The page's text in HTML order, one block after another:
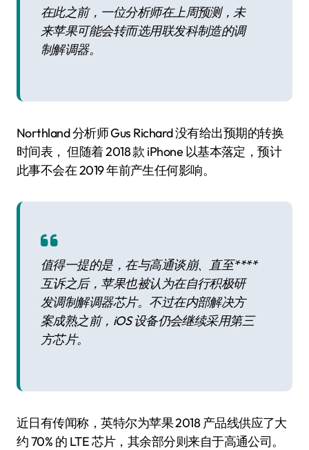
在此之前，一位分析师在上周预测，未
来苹果可能会转而选用联发科制造的调
制解调器。
Northland 分析师 Gus Richard 没有给出预期的转换
时间表， 但随着 2018 款 iPhone 以基本落定，预计
此事不会在 2019 年前产生任何影响。
值得一提的是，在与高通谈崩、直至****
互诉之后，苹果也被认为在自行积极研
发调制解调器芯片。不过在内部解决方
案成熟之前，iOS 设备仍会继续采用第三
方芯片。
近日有传闻称，英特尔为苹果 2018 产品线供应了大
约 70% 的 LTE 芯片，其余部分则来自于高通公司。